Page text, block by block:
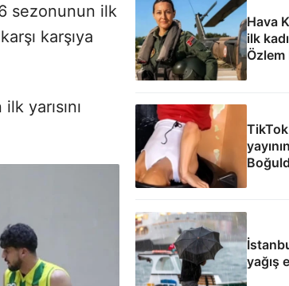
sezonunun ilk
karşıya
yarısını
Hava
ilk
Özlem
Paşa:
mazisi
TikTok
yağış